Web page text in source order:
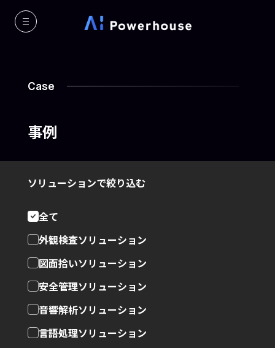
Case
事例
ソリューションで絞り込む
全て
外観検査ソリューション
図面拾いソリューション
安全管理ソリューション
音響解析ソリューション
言語処理ソリューション